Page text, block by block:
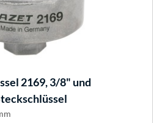
2169, 3/8" und